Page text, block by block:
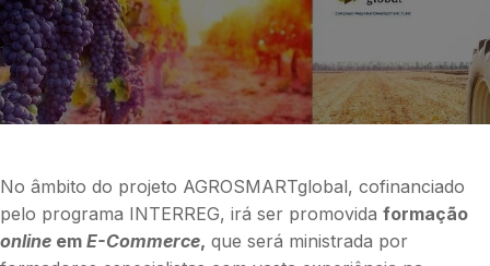
No âmbito do projeto AGROSMARTglobal, cofinanciado
pelo programa INTERREG, irá ser promovida formação
online em E-Commerce, que será ministrada por